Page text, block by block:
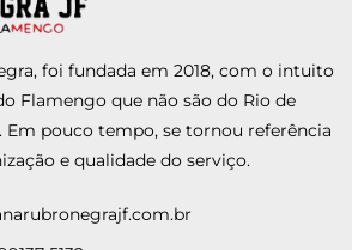
foi fundada em 2018, com o intuito
Flamengo que não são do Rio de
Em pouco tempo, se tornou referência
e qualidade do serviço.